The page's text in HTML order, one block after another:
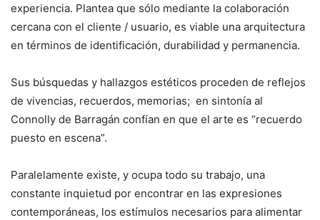
experiencia. Plantea que sólo mediante la colaboración
cercana con el cliente / usuario, es viable una arquitectura
en términos de identificación, durabilidad y permanencia.
Sus búsquedas y hallazgos estéticos proceden de reflejos
de vivencias, recuerdos, memorias; en sintonía al
Connolly de Barragán confían en que el arte es “recuerdo
puesto en escena”.
Paralelamente existe, y ocupa todo su trabajo, una
constante inquietud por encontrar en las expresiones
contemporáneas, los estímulos necesarios para alimentar